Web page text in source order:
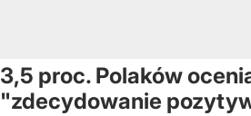
3,5 proc. Polaków
"zdecydowanie